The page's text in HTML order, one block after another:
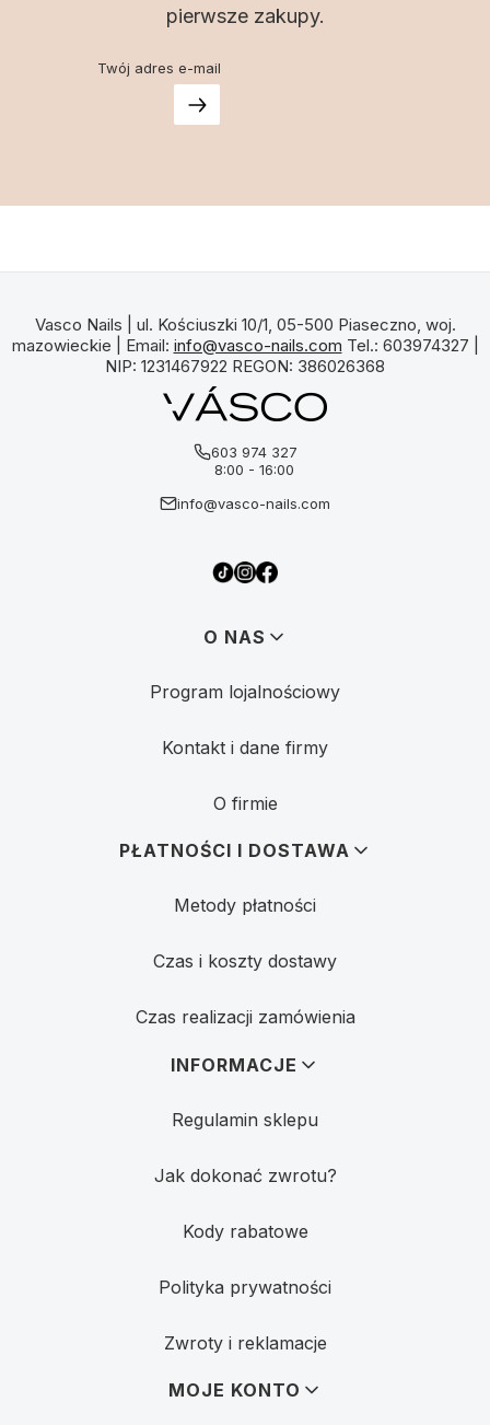
pierwsze zakupy.
Twój adres e-mail
Vasco Nails | ul. Kościuszki 10/1, 05-500 Piaseczno, woj.
mazowieckie | Email: info@vasco-nails.com Tel.: 603974327 |
NIP: 1231467922 REGON: 386026368
603 974 327
8:00 - 16:00
info@vasco-nails.com
O NAS
Program lojalnościowy
Kontakt i dane firmy
O firmie
PŁATNOŚCI I DOSTAWA
Metody płatności
Czas i koszty dostawy
Czas realizacji zamówienia
INFORMACJE
Regulamin sklepu
Jak dokonać zwrotu?
Kody rabatowe
Polityka prywatności
Zwroty i reklamacje
MOJE KONTO